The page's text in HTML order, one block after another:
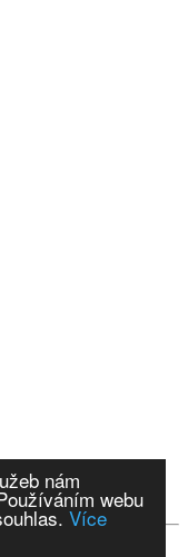
nám
webu
Více